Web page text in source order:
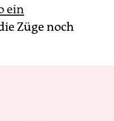
ein
Züge noch